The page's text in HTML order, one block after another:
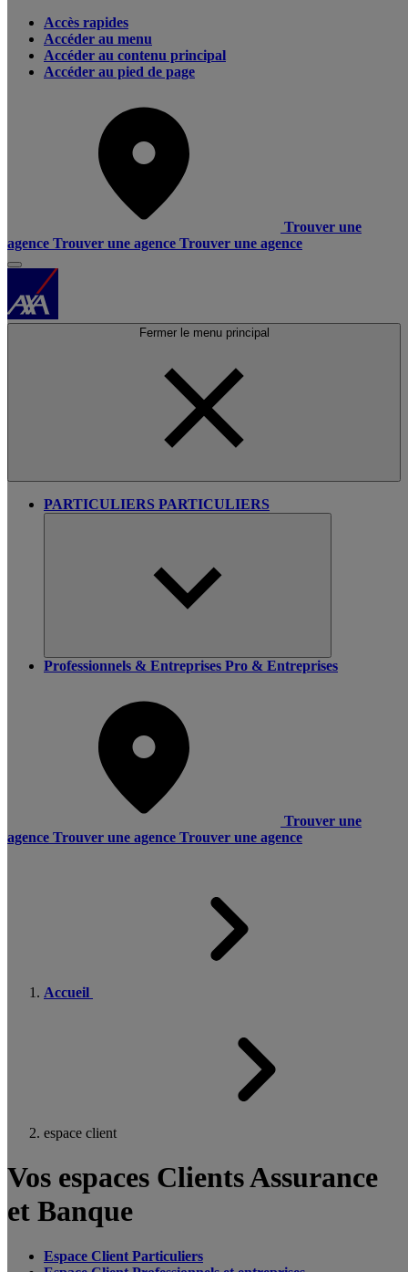
Accès rapides
Accéder au menu
Accéder au contenu principal
Accéder au pied de page
Trouver une
agence Trouver une agence Trouver une agence
Fermer le menu principal
PARTICULIERS PARTICULIERS
Professionnels & Entreprises Pro & Entreprises
Trouver une
agence Trouver une agence Trouver une agence
Accueil
espace client
Vos espaces Clients Assurance
et Banque
Espace Client Particuliers